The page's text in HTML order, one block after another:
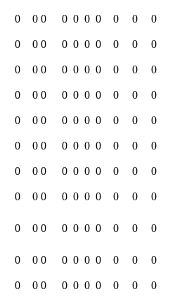
0 0 0 0 0 0 0 0 0 0
0 0 0 0 0 0 0 0 0 0
0 0 0 0 0 0 0 0 0 0
0 0 0 0 0 0 0 0 0 0
0 0 0 0 0 0 0 0 0 0
0 0 0 0 0 0 0 0 0 0
0 0 0 0 0 0 0 0 0 0
0 0 0 0 0 0 0 0 0 0
0 0 0 0 0 0 0 0 0 0
0 0 0 0 0 0 0 0 0 0
0 0 0 0 0 0 0 0 0 0